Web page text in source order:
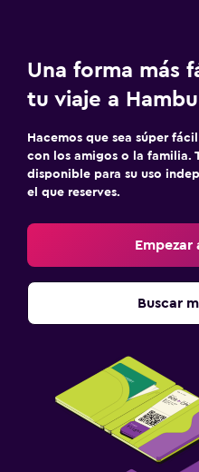
Una forma más
tu viaje a
Hacemos que sea súper
con los amigos o la familia.
disponible para su uso
el que reserves.
Empezar
Buscar